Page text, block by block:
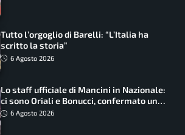
Tutto l’orgoglio di Barelli: “L’Italia ha
scritto la storia”
6 Agosto 2026
Lo staff ufficiale di Mancini in Nazionale:
ci sono Oriali e Bonucci, confermato un
ritorno
6 Agosto 2026